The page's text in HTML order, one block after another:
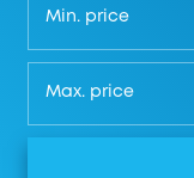
Μin. price
Μax. price